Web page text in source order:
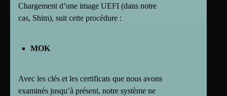
Chargement d’une image UEFI (dans notre
cas, Shim), suit cette procédure :
MOK
Avec les clés et les certificats que nous avons
examinés jusqu’à présent, notre système ne